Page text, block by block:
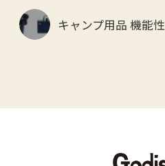
キャンプ用品 機能性